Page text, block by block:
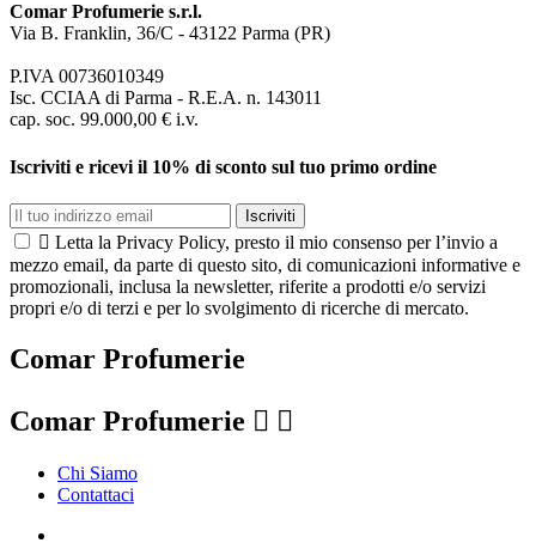
Comar Profumerie s.r.l.
Via B. Franklin, 36/C - 43122 Parma (PR)
P.IVA 00736010349
Isc. CCIAA di Parma - R.E.A. n. 143011
cap. soc. 99.000,00 € i.v.
Iscriviti e ricevi il 10% di sconto sul tuo primo ordine
Iscriviti
 Letta la Privacy Policy, presto il mio consenso per l’invio a
mezzo email, da parte di questo sito, di comunicazioni informative e
promozionali, inclusa la newsletter, riferite a prodotti e/o servizi
propri e/o di terzi e per lo svolgimento di ricerche di mercato.
Comar Profumerie
Comar Profumerie  
Chi Siamo
Contattaci